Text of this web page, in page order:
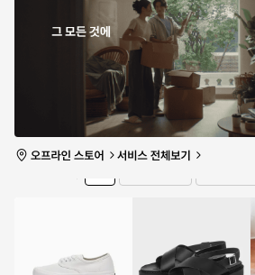
46,990원
나 - 블랙 / 3153800
1
특가 마감
0개 남음
유의사항 보기
타임세일13:33:19